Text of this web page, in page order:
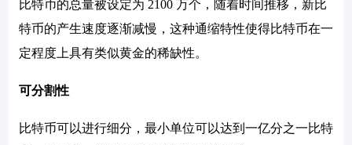
比特币的总量被设定为 2100 万个，随着时间推移，新比
特币的产生速度逐渐减慢，这种通缩特性使得比特币在一
定程度上具有类似黄金的稀缺性。
可分割性
比特币可以进行细分，最小单位可以达到一亿分之一比特